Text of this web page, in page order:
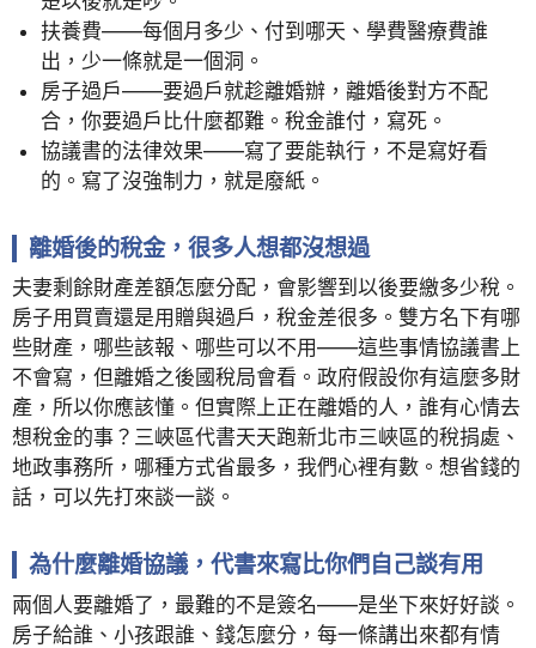
扶養費——每個月多少、付到哪天、學費醫療費誰
出，少一條就是一個洞。
房子過戶——要過戶就趁離婚辦，離婚後對方不配
合，你要過戶比什麼都難。稅金誰付，寫死。
協議書的法律效果——寫了要能執行，不是寫好看
的。寫了沒強制力，就是廢紙。
離婚後的稅金，很多人想都沒想過
夫妻剩餘財產差額怎麼分配，會影響到以後要繳多少稅。
房子用買賣還是用贈與過戶，稅金差很多。雙方名下有哪
些財產，哪些該報、哪些可以不用——這些事情協議書上
不會寫，但離婚之後國稅局會看。政府假設你有這麼多財
產，所以你應該懂。但實際上正在離婚的人，誰有心情去
想稅金的事？三峽區代書天天跑新北市三峽區的稅捐處、
地政事務所，哪種方式省最多，我們心裡有數。想省錢的
話，可以先打來談一談。
為什麼離婚協議，代書來寫比你們自己談有用
兩個人要離婚了，最難的不是簽名——是坐下來好好談。
房子給誰、小孩跟誰、錢怎麼分，每一條講出來都有情